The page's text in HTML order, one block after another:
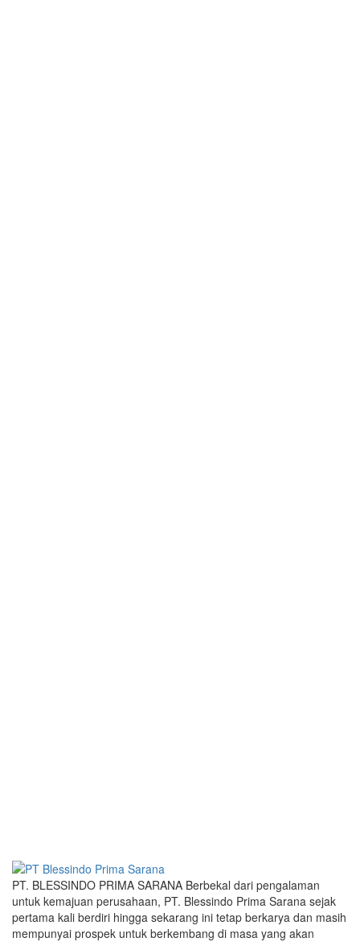
PT. BLESSINDO PRIMA SARANA Berbekal dari pengalaman
untuk kemajuan perusahaan, PT. Blessindo Prima Sarana sejak
pertama kali berdiri hingga sekarang ini tetap berkarya dan masih
mempunyai prospek untuk berkembang di masa yang akan